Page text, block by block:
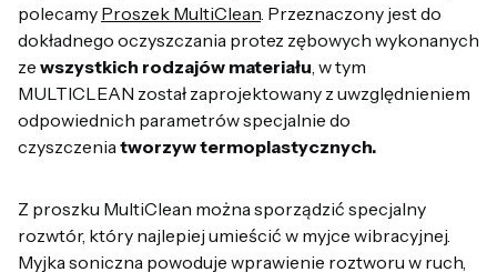
polecamy Proszek MultiClean. Przeznaczony jest do
dokładnego oczyszczania protez zębowych wykonanych
ze wszystkich rodzajów materiału, w tym
MULTICLEAN został zaprojektowany z uwzględnieniem
odpowiednich parametrów specjalnie do
czyszczeniatworzyw termoplastycznych.
Z proszku MultiClean można sporządzić specjalny
rozwtór, który najlepiej umieścić w myjce wibracyjnej.
Myjka soniczna powoduje wprawienie roztworu w ruch,